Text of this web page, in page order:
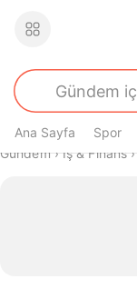
Ana Sayfa Spor
Buradasın
Gündem› İş & Finans›